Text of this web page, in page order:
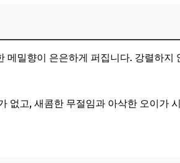
메밀향이 은은하게 퍼집니다. 강렬하지
없고, 새콤한 무절임과 아삭한 오이가